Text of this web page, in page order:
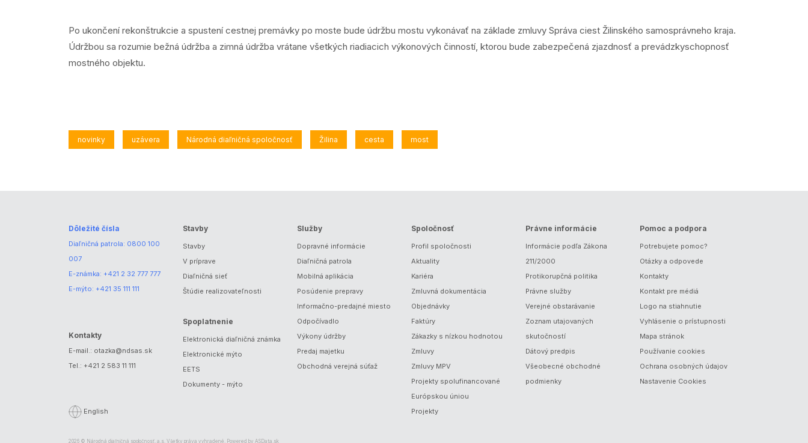
Po ukončení rekonštrukcie a spustení cestnej premávky po moste bude údržbu mostu vykonávať na základe zmluvy Správa ciest Žilinského samosprávneho kraja.
Údržbou sa rozumie bežná údržba a zimná údržba vrátane všetkých riadiacich výkonových činností, ktorou bude zabezpečená zjazdnosť a prevádzkyschopnosť
mostného objektu.
novinky uzávera Národná diaľničná spoločnosť Žilina cesta most
Dôležité čísla
Diaľničná patrola: 0800 100
007
E-známka: +421 2 32 777 777
E-mýto: +421 35 111 111
Kontakty
E-mail.: otazka@ndsas.sk
Tel.: +421 2 583 11 111
English
Stavby
Stavby
V príprave
Diaľničná sieť
Štúdie realizovateľnosti
Spoplatnenie
Elektronická diaľničná známka
Elektronické mýto
EETS
Dokumenty - mýto
Služby
Dopravné informácie
Diaľničná patrola
Mobilná aplikácia
Posúdenie prepravy
Informačno-predajné miesto
Odpočívadlo
Výkony údržby
Predaj majetku
Obchodná verejná súťaž
Spoločnosť
Profil spoločnosti
Aktuality
Kariéra
Zmluvná dokumentácia
Objednávky
Faktúry
Zákazky s nízkou hodnotou
Zmluvy
Zmluvy MPV
Projekty spolufinancované
Európskou úniou
Projekty
Právne informácie
Informácie podľa Zákona
211/2000
Protikorupčná politika
Právne služby
Verejné obstarávanie
Zoznam utajovaných
skutočností
Dátový predpis
Všeobecné obchodné
podmienky
Pomoc a podpora
Potrebujete pomoc?
Otázky a odpovede
Kontakty
Kontakt pre médiá
Logo na stiahnutie
Vyhlásenie o prístupnosti
Mapa stránok
Používanie cookies
Ochrana osobných údajov
Nastavenie Cookies
2026 © Národná diaľničná spoločnosť, a.s. Všetky práva vyhradené. Powered by ASData.sk